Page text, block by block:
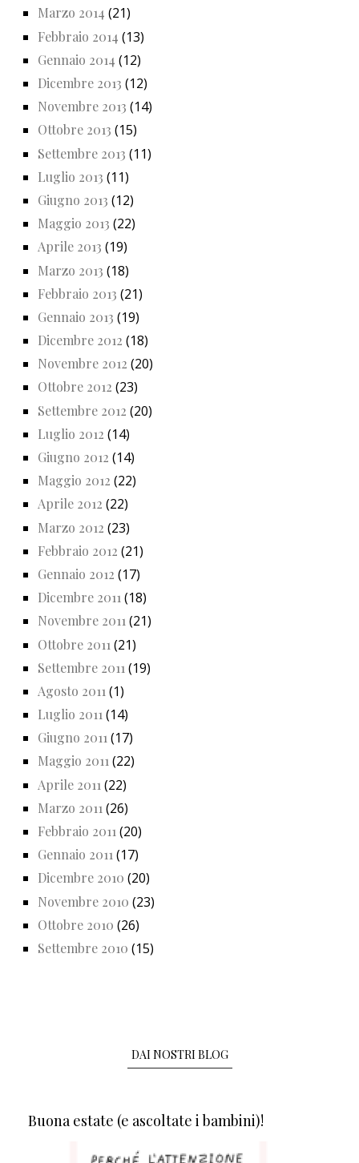
Marzo 2014 (21)
Febbraio 2014 (13)
Gennaio 2014 (12)
Dicembre 2013 (12)
Novembre 2013 (14)
Ottobre 2013 (15)
Settembre 2013 (11)
Luglio 2013 (11)
Giugno 2013 (12)
Maggio 2013 (22)
Aprile 2013 (19)
Marzo 2013 (18)
Febbraio 2013 (21)
Gennaio 2013 (19)
Dicembre 2012 (18)
Novembre 2012 (20)
Ottobre 2012 (23)
Settembre 2012 (20)
Luglio 2012 (14)
Giugno 2012 (14)
Maggio 2012 (22)
Aprile 2012 (22)
Marzo 2012 (23)
Febbraio 2012 (21)
Gennaio 2012 (17)
Dicembre 2011 (18)
Novembre 2011(21)
Ottobre 2011 (21)
Settembre 2011 (19)
Agosto 2011 (1)
Luglio 2011 (14)
Giugno 2011(17)
Maggio 2011(22)
Aprile 2011 (22)
Marzo 2011 (26)
Febbraio 2011 (20)
Gennaio 2011(17)
Dicembre 2010 (20)
Novembre 2010 (23)
Ottobre 2010 (26)
Settembre 2010 (15)
DAI NOSTRI BLOG
Buona estate (e ascoltate i bambini)!